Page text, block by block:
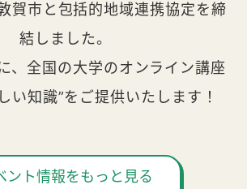
賀市と包括的地域連携協定を締
結しました。
、全国の大学のオンライン講座
い知識”をご提供いたします！
ント情報をもっと見る